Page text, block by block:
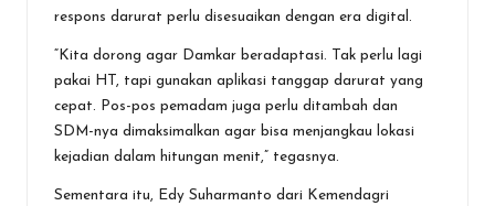
respons darurat perlu disesuaikan dengan era digital.
“Kita dorong agar Damkar beradaptasi. Tak perlu lagi
pakai HT, tapi gunakan aplikasi tanggap darurat yang
cepat. Pos-pos pemadam juga perlu ditambah dan
SDM-nya dimaksimalkan agar bisa menjangkau lokasi
kejadian dalam hitungan menit,” tegasnya.
Sementara itu, Edy Suharmanto dari Kemendagri